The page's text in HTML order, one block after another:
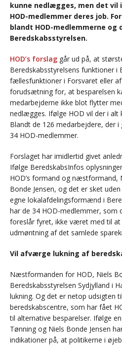
kunne nedlægges, men det vil
HOD-medlemmer deres job.
blandt HOD-medlemmerne
Beredskabsstyrelsen.
HOD’s forslag går ud på, at
Beredskabsstyrelsens funktioner i
fællesfunktioner i Forsvaret eller
forudsætning for, at besparelsen
medarbejderne ikke blot flytter
nedlægges. Ifølge HOD vil der i alt
Blandt de 126 medarbejdere, der
34 HOD-medlemmer.
Forslaget har imidlertid givet
Ifølge BeredskabsInfos
HOD’s formand og næstformand,
Bonde Jensen, og det er sket
egne lokalafdelingsformænd i
har de 34 HOD-medlemmer, som
foreslår fyret, ikke været med til at
udmøntning af det samlede
Vil afværge lukning af
Næstformanden for HOD, Niels
Beredskabsstyrelsen Sydjylland i
lukning. Og det er netop udsigten
beredskabscentre, som har fået
til alternative besparelser. Ifølge
Tønning og Niels Bonde Jensen
indikationer på, at politikerne i